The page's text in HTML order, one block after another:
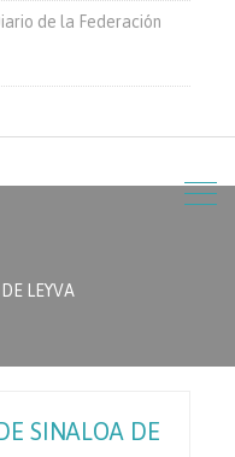
de la Federación
LEYVA
SINALOA DE